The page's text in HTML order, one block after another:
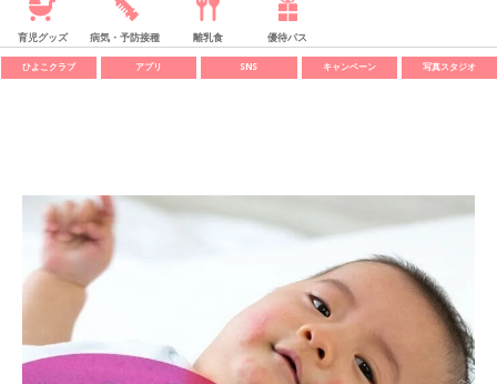
育児グッズ 病気・予防接種 離乳食 優待パス
ひよこクラブ アプリ SNS キャンペーン 写真スタジオ